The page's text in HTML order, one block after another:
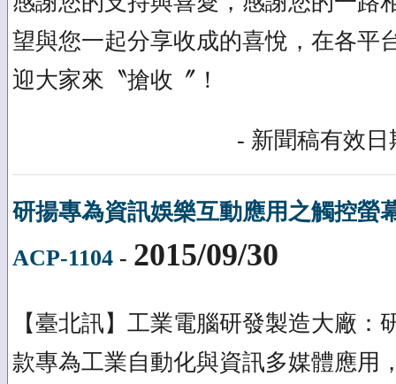
望與您一起分享收成的喜悅，在各平
迎大家來〝搶收〞！
- 新聞稿有效日
研揚專為資訊娛樂互動應用之觸控螢
ACP-1104 - 2015/09/30
【臺北訊】工業電腦研發製造大廠：
款專為工業自動化與資訊多媒體應用